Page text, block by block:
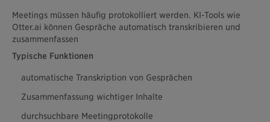
Meetings müssen häufig protokolliert werden. KI-Tools wie
Otter.ai können Gespräche automatisch transkribieren und
zusammenfassen
Typische Funktionen
automatische Transkription von Gesprächen
Zusammenfassung wichtiger Inhalte
durchsuchbare Meetingprotokolle